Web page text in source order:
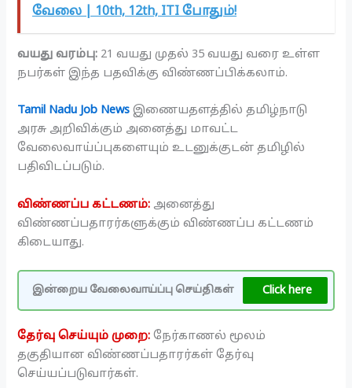
வேலை | 10th, 12th, ITI போதும்!
வயது வரம்பு: 21 வயது முதல் 35 வயது வரை உள்ள
நபர்கள் இந்த பதவிக்கு விண்ணப்பிக்கலாம்.
Tamil Nadu Job News இணையதளத்தில் தமிழ்நாடு
அரசு அறிவிக்கும் அனைத்து மாவட்ட
வேலைவாய்ப்புகளையும் உடனுக்குடன் தமிழில்
பதிவிடப்படும்.
விண்ணப்ப கட்டணம்: அனைத்து
விண்ணப்பதாரர்களுக்கும் விண்ணப்ப கட்டணம்
கிடையாது.
இன்றைய வேலைவாய்ப்பு செய்திகள் Click here
தேர்வு செய்யும் முறை: நேர்காணல் மூலம்
தகுதியான விண்ணப்பதாரர்கள் தேர்வு
செய்யப்படுவார்கள்.